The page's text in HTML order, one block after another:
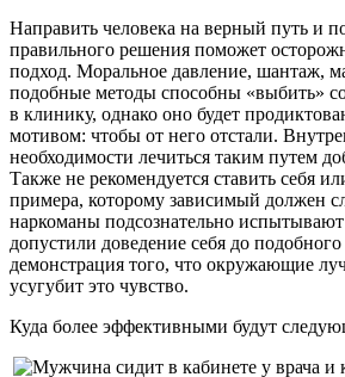
Направить человека на верный путь и
правильного решения поможет
подход. Моральное давление, шантаж,
подобные методы способны «выбить»
в клинику, однако оно будет
мотивом: чтобы от него отстали.
необходимости лечиться таким путем
Также не рекомендуется ставить себя
примера, которому зависимый должен
наркоманы подсознательно испытывают
допустили доведение себя до
демонстрация того, что окружающие
усугубит это чувство.
Куда более эффективными будут